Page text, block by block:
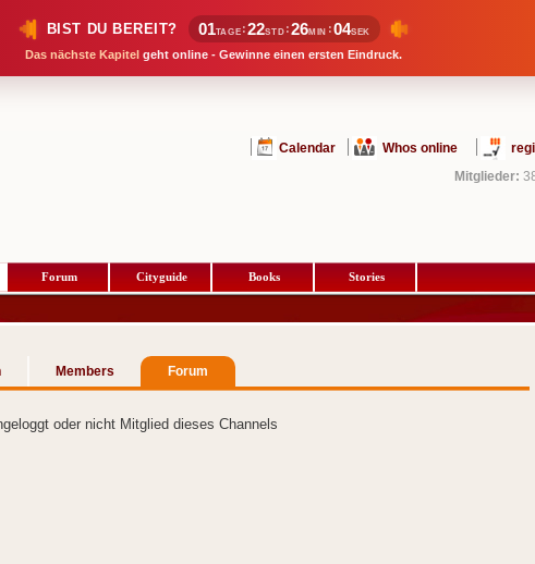
BIST DU BEREIT? 01TAGE :22STD :26MIN :03SEK
Das nächste Kapitel geht online - Gewinne einen ersten Eindruck.
Calendar Whos online
Mitglieder:
Forum Cityguide Books Stories
Members Forum
oder nicht Mitglied dieses Channels